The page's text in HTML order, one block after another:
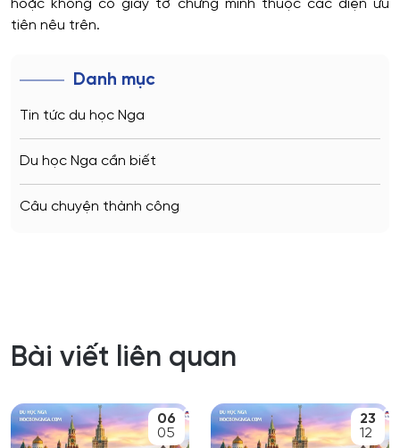
hoặc không có giấy tờ chứng minh thuộc các diện ưu
tiên nêu trên.
Danh mục
Tin tức du học Nga
Du học Nga cần biết
Câu chuyện thành công
Bài viết liên quan
06
05
23
12